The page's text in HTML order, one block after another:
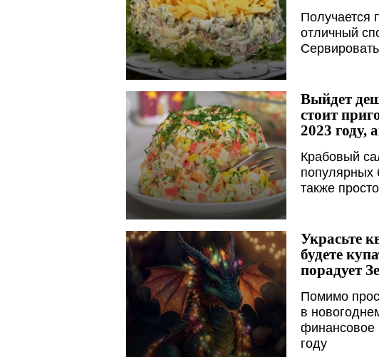
Получается
отличный
Выйдет
стоит
2023 году,
Крабовый
популярных
также
Украсьте
будете
порадует
Помимо
в
финансовое
году